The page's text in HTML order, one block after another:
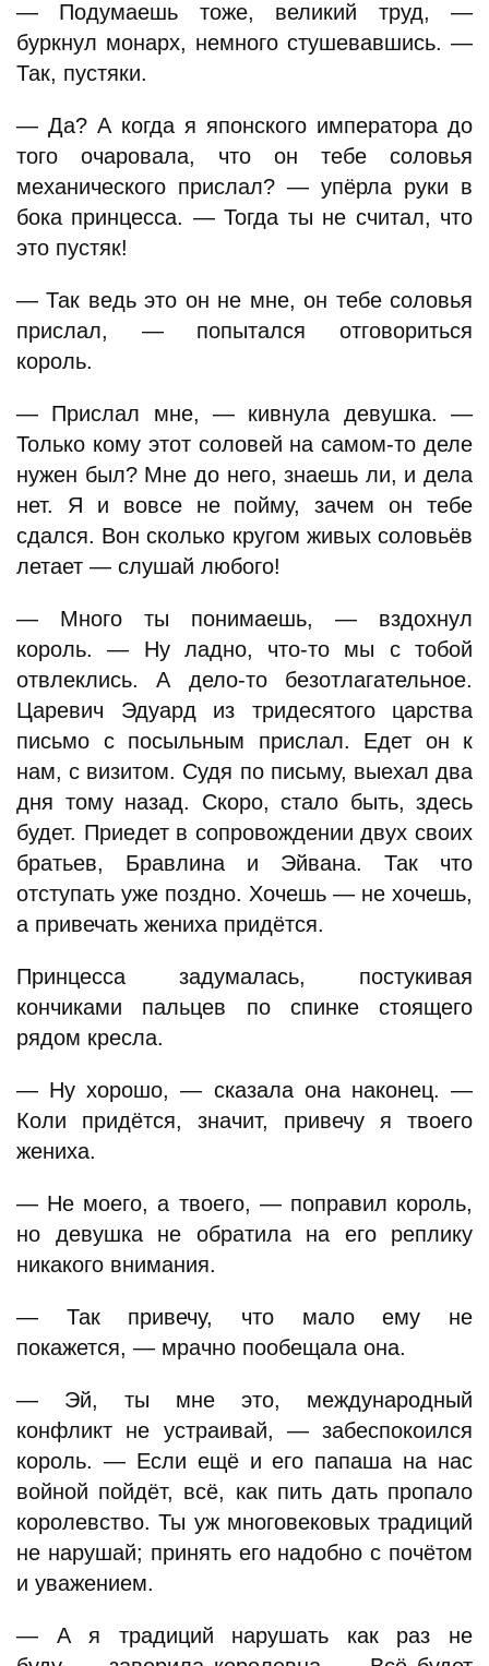
— Подумаешь тоже, великий труд, —
буркнул монарх, немного стушевавшись. —
Так, пустяки.
— Да? А когда я японского императора до
того очаровала, что он тебе соловья
механического прислал? — упёрла руки в
бока принцесса. — Тогда ты не считал, что
это пустяк!
— Так ведь это он не мне, он тебе соловья
прислал, — попытался отговориться
король.
— Прислал мне, — кивнула девушка. —
Только кому этот соловей на самом-то деле
нужен был? Мне до него, знаешь ли, и дела
нет. Я и вовсе не пойму, зачем он тебе
сдался. Вон сколько кругом живых соловьёв
летает — слушай любого!
— Много ты понимаешь, — вздохнул
король. — Ну ладно, что-то мы с тобой
отвлеклись. А дело-то безотлагательное.
Царевич Эдуард из тридесятого царства
письмо с посыльным прислал. Едет он к
нам, с визитом. Судя по письму, выехал два
дня тому назад. Скоро, стало быть, здесь
будет. Приедет в сопровождении двух своих
братьев, Бравлина и Эйвана. Так что
отступать уже поздно. Хочешь — не хочешь,
а привечать жениха придётся.
Принцесса задумалась, постукивая
кончиками пальцев по спинке стоящего
рядом кресла.
— Ну хорошо, — сказала она наконец. —
Коли придётся, значит, привечу я твоего
жениха.
— Не моего, а твоего, — поправил король,
но девушка не обратила на его реплику
никакого внимания.
— Так привечу, что мало ему не
покажется, — мрачно пообещала она.
— Эй, ты мне это, международный
конфликт не устраивай, — забеспокоился
король. — Если ещё и его папаша на нас
войной пойдёт, всё, как пить дать пропало
королевство. Ты уж многовековых традиций
не нарушай; принять его надобно с почётом
и уважением.
— А я традиций нарушать как раз не